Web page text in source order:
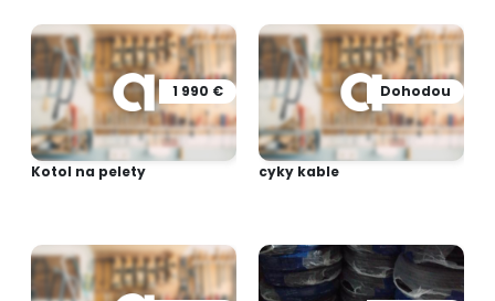
1 990 €
Kotol na pelety
Dohodou
cyky kable